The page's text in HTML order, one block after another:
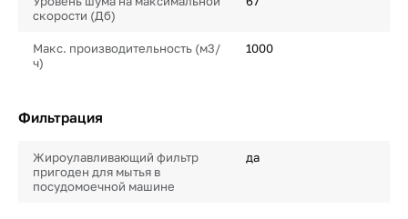
скорости (Дб)
Макс. производительность (м3/
ч)
1000
Фильтрация
Жироулавливающий фильтр
пригоден для мытья в
посудомоечной машине
да